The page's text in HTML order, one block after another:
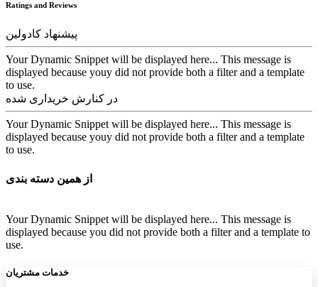
Ratings and Reviews
پیشنهاد کادولین
Your Dynamic Snippet will be displayed here... This message is
displayed because youy did not provide both a filter and a template
to use.
در کنارش خریداری شده
Your Dynamic Snippet will be displayed here... This message is
displayed because youy did not provide both a filter and a template
to use.
از همین دسته بندی
Your Dynamic Snippet will be displayed here... This message is
displayed because you did not provide both a filter and a template to
use.
خدمات مشتریان